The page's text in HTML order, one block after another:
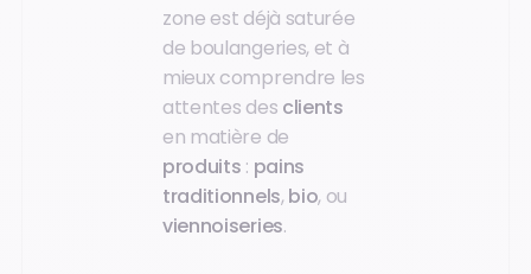
zone est déjà saturée
de boulangeries, et à
mieux comprendre les
attentes des clients
en matière de
produits : pains
traditionnels, bio, ou
viennoiseries.